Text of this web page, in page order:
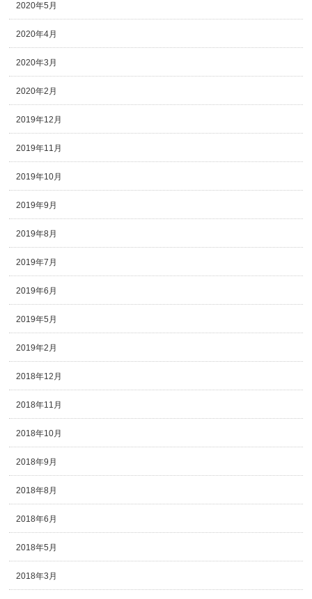
2020年5月
2020年4月
2020年3月
2020年2月
2019年12月
2019年11月
2019年10月
2019年9月
2019年8月
2019年7月
2019年6月
2019年5月
2019年2月
2018年12月
2018年11月
2018年10月
2018年9月
2018年8月
2018年6月
2018年5月
2018年3月